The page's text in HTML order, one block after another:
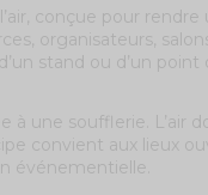
conçue pour
organisateurs,
stand ou d’un
une soufflerie. L’air
convient aux lieux
événementielle.